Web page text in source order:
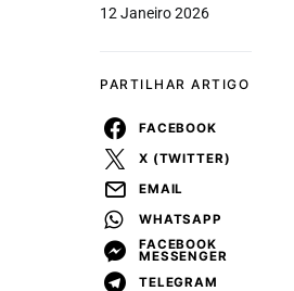
12 Janeiro 2026
PARTILHAR ARTIGO
FACEBOOK
X (TWITTER)
EMAIL
WHATSAPP
FACEBOOK
MESSENGER
TELEGRAM